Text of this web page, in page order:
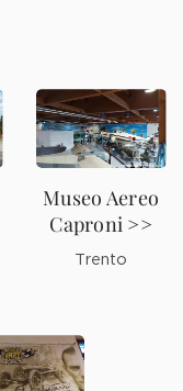
Museo Aereo
Caproni >>
Trento